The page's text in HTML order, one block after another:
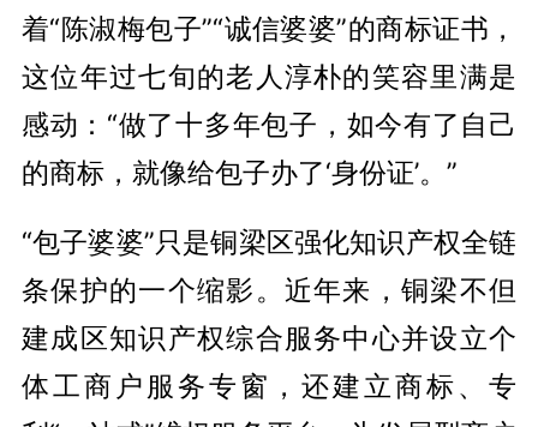
着“陈淑梅包子”“诚信婆婆”的商标证书，
这位年过七旬的老人淳朴的笑容里满是
感动：“做了十多年包子，如今有了自己
的商标，就像给包子办了‘身份证’。”
“包子婆婆”只是铜梁区强化知识产权全链
条保护的一个缩影。近年来，铜梁不但
建成区知识产权综合服务中心并设立个
体工商户服务专窗，还建立商标、专